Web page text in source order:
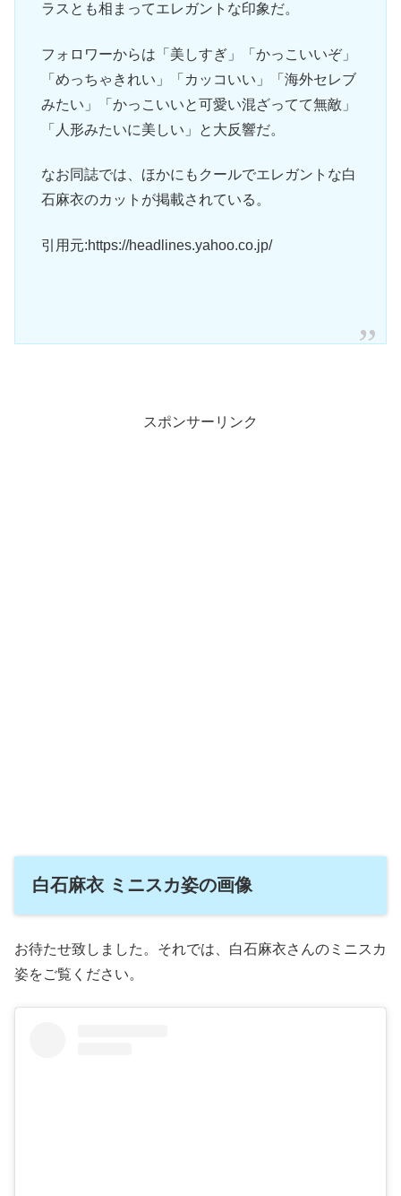
ラスとも相まってエレガントな印象だ。
フォロワーからは「美しすぎ」「かっこいいぞ」
「めっちゃきれい」「カッコいい」「海外セレブ
みたい」「かっこいいと可愛い混ざってて無敵」
「人形みたいに美しい」と大反響だ。
なお同誌では、ほかにもクールでエレガントな白
石麻衣のカットが掲載されている。
引用元:https://headlines.yahoo.co.jp/
スポンサーリンク
白石麻衣 ミニスカ姿の画像
お待たせ致しました。それでは、白石麻衣さんのミニスカ
姿をご覧ください。